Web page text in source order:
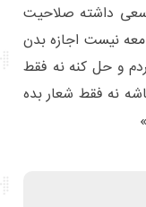
داشته صلاحیت
نیست اجازه بدن
مردم و حل کنه نه فقط
نه فقط شعار بده